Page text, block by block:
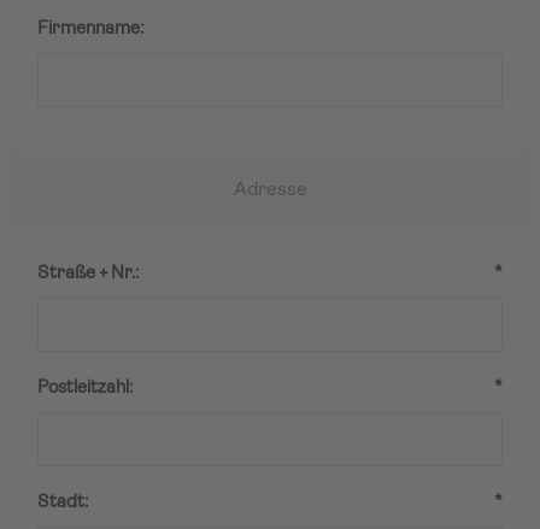
Firmenname:
Adresse
Straße + Nr.: *
Postleitzahl: *
Stadt: *